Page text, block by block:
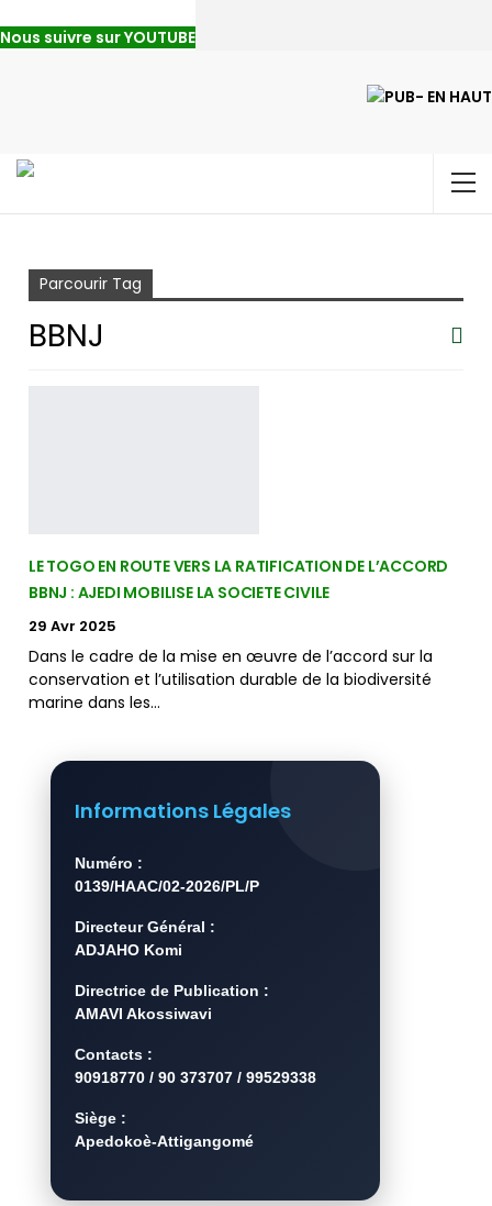
Nous suivre sur YOUTUBE
Parcourir Tag
BBNJ
LE TOGO EN ROUTE VERS LA RATIFICATION DE L’ACCORD
BBNJ : AJEDI MOBILISE LA SOCIETE CIVILE
29 Avr 2025
Dans le cadre de la mise en œuvre de l’accord sur la
conservation et l’utilisation durable de la biodiversité
marine dans les…
Informations Légales
Numéro :
0139/HAAC/02-2026/PL/P
Directeur Général :
ADJAHO Komi
Directrice de Publication :
AMAVI Akossiwavi
Contacts :
90918770 / 90 373707 / 99529338
Siège :
Apedokoè-Attigangomé